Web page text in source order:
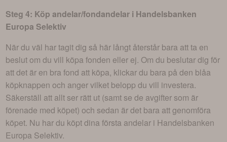
Steg 4: Köp andelar/fondandelar i Handelsbanken
Europa Selektiv
När du väl har tagit dig så här långt återstår bara att ta en
beslut om du vill köpa fonden eller ej. Om du beslutar dig för
att det är en bra fond att köpa, klickar du bara på den blåa
köpknappen och anger vilket belopp du vill investera.
Säkerställ att allt ser rätt ut (samt se de avgifter som är
förenade med köpet) och sedan är det bara att genomföra
köpet. Nu har du köpt dina första andelar i Handelsbanken
Europa Selektiv.